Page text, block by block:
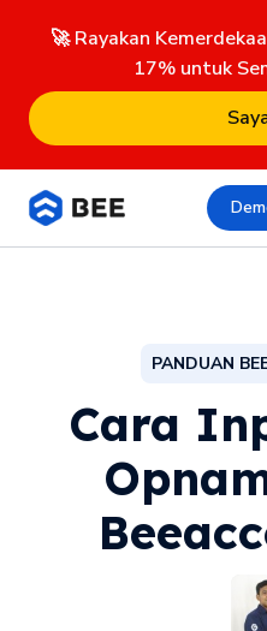
🚀 Rayakan
17% untuk
PANDUAN
Cara